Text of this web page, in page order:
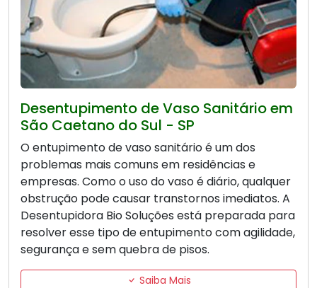
Desentupimento de Vaso Sanitário em
São Caetano do Sul - SP
O entupimento de vaso sanitário é um dos
problemas mais comuns em residências e
empresas. Como o uso do vaso é diário, qualquer
obstrução pode causar transtornos imediatos. A
Desentupidora Bio Soluções está preparada para
resolver esse tipo de entupimento com agilidade,
segurança e sem quebra de pisos.
Saiba Mais